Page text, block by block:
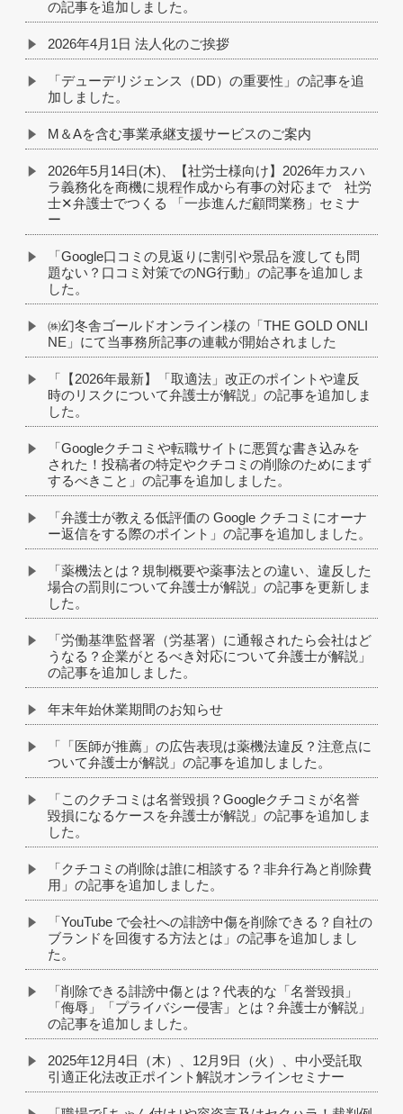
の記事を追加しました。
2026年4月1日 法人化のご挨拶
「デューデリジェンス（DD）の重要性」の記事を追
加しました。
M＆Aを含む事業承継支援サービスのご案内
2026年5月14日(木)、【社労士様向け】2026年カスハ
ラ義務化を商機に規程作成から有事の対応まで 社労
士✕弁護士でつくる 「一歩進んだ顧問業務」セミナ
ー
「Google口コミの見返りに割引や景品を渡しても問
題ない？口コミ対策でのNG行動」の記事を追加しま
した。
㈱幻冬舎ゴールドオンライン様の「THE GOLD ONLI
NE」にて当事務所記事の連載が開始されました
「【2026年最新】「取適法」改正のポイントや違反
時のリスクについて弁護士が解説」の記事を追加しま
した。
「Googleクチコミや転職サイトに悪質な書き込みを
された！投稿者の特定やクチコミの削除のためにまず
するべきこと」の記事を追加しました。
「弁護士が教える低評価の Google クチコミにオーナ
ー返信をする際のポイント」の記事を追加しました。
「薬機法とは？規制概要や薬事法との違い、違反した
場合の罰則について弁護士が解説」の記事を更新しま
した。
「労働基準監督署（労基署）に通報されたら会社はど
うなる？企業がとるべき対応について弁護士が解説」
の記事を追加しました。
年末年始休業期間のお知らせ
「「医師が推薦」の広告表現は薬機法違反？注意点に
ついて弁護士が解説」の記事を追加しました。
「このクチコミは名誉毀損？Googleクチコミが名誉
毀損になるケースを弁護士が解説」の記事を追加しま
した。
「クチコミの削除は誰に相談する？非弁行為と削除費
用」の記事を追加しました。
「YouTube で会社への誹謗中傷を削除できる？自社の
ブランドを回復する方法とは」の記事を追加しまし
た。
「削除できる誹謗中傷とは？代表的な「名誉毀損」
「侮辱」「プライバシー侵害」とは？弁護士が解説」
の記事を追加しました。
2025年12月4日（木）、12月9日（火）、中小受託取
引適正化法改正ポイント解説オンラインセミナー